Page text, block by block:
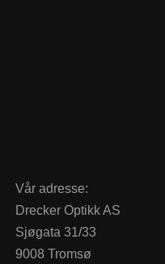
Vår adresse:
Drecker Optikk AS
Sjøgata 31/33
9008 Tromsø